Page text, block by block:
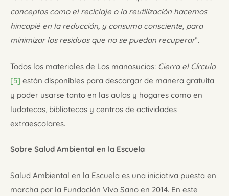
conceptos como el reciclaje o la reutilización hacemos
hincapié en la reducción, y consumo consciente, para
minimizar los residuos que no se puedan recuperar”.
Todos los materiales de Los manosucias: Cierra el Círculo
[5] están disponibles para descargar de manera gratuita
y poder usarse tanto en las aulas y hogares como en
ludotecas, bibliotecas y centros de actividades
extraescolares.
Sobre Salud Ambiental en la Escuela
Salud Ambiental en la Escuela es una iniciativa puesta en
marcha por la Fundación Vivo Sano en 2014. En este